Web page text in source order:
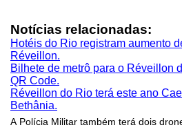
Notícias relacionadas:
Hotéis do Rio registram aumento
Réveillon.
Bilhete de metrô para o Réveillon
QR Code.
Réveillon do Rio terá este ano
Bethânia.
A Polícia Militar também terá dois